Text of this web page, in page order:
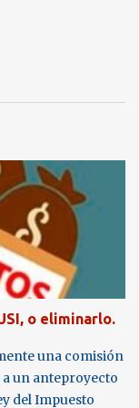
o eliminarlo.
una comisión
un anteproyecto
del Impuesto